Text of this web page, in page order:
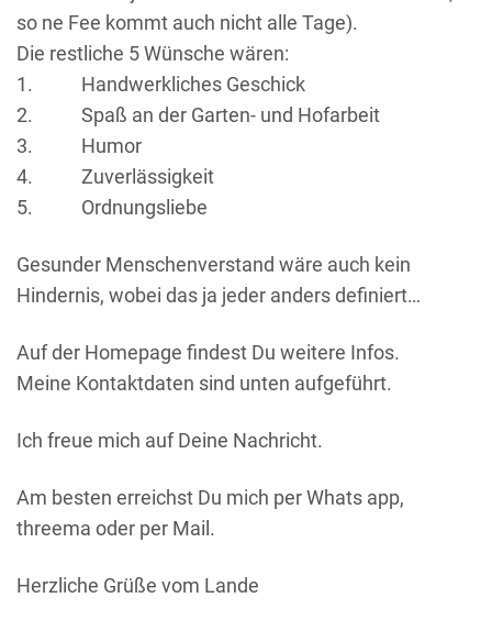
so ne Fee kommt auch nicht alle Tage).
Die restliche 5 Wünsche wären:
1. Handwerkliches Geschick
2. Spaß an der Garten- und Hofarbeit
3. Humor
4. Zuverlässigkeit
5. Ordnungsliebe
Gesunder Menschenverstand wäre auch kein
Hindernis, wobei das ja jeder anders definiert…
Auf der Homepage findest Du weitere Infos.
Meine Kontaktdaten sind unten aufgeführt.
Ich freue mich auf Deine Nachricht.
Am besten erreichst Du mich per Whats app,
threema oder per Mail.
Herzliche Grüße vom Lande